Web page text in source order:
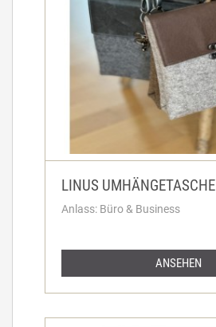
LINUS UMHÄNGETASCHE
Anlass: Büro & Business
ANSEHEN